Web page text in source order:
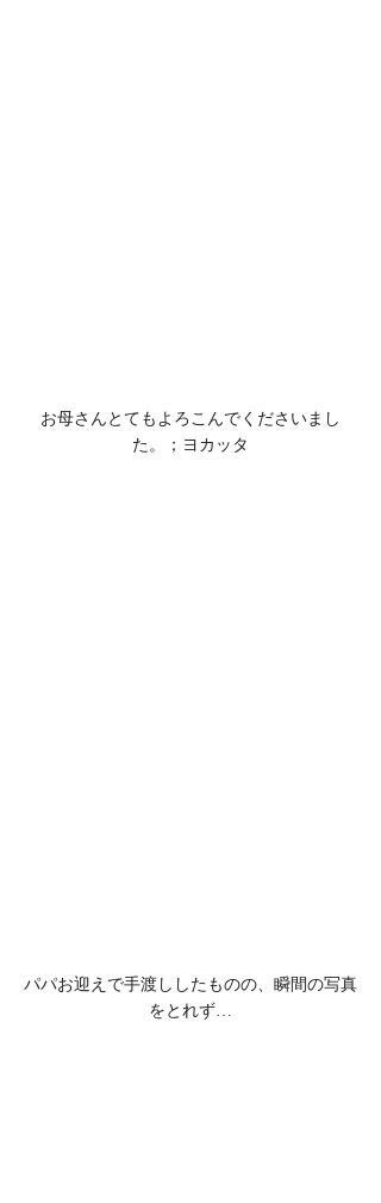
お母さんとてもよろこんでくださいまし
た。；ヨカッタ
パパお迎えで手渡ししたものの、瞬間の写真
をとれず…